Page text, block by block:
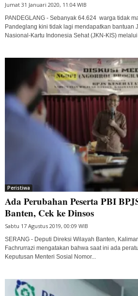
Jumat 31 Januari 2020, 11:04 WIB
PANDEGLANG - Sebanyak 64.624 warga tidak
Pandeglang kini tidak lagi mendapatkan bantuan
Nasional-Kartu Indonesia Sehat (JKN-KIS) melalui
Peristiwa
Ada Perubahan Peserta PBI
Banten, Cek ke Dinsos
Sabtu 17 Agustus 2019, 00:09 WIB
SERANG - Deputi Direksi Wilayah Banten,
Fachrurrazi mengatakan bahwa saat ini ada
Keputusan Menteri Sosial Nomor...